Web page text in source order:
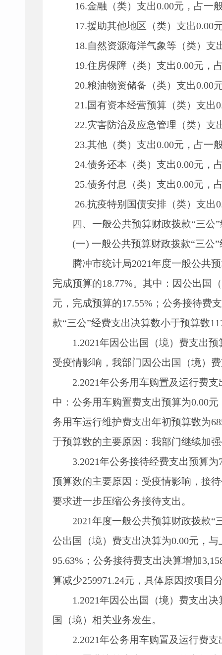
16.金融（类）支出0.00元，占一
17.援助其他地区（类）支出0.00
18.自然资源海洋气象等（类）支
19.住房保障（类）支出0.00元，
20.粮油物资储备（类）支出0.00
21.国有资本经营预算（类）支出
22.灾害防治及应急管理（类）支
23.其他（类）支出0.00元，占一
24.债务还本（类）支出0.00元，
25.债务付息（类）支出0.00元，
26.抗疫特别国债安排（类）支出
四、一般公共预算财政拨款“三公”
(一) 一般公共预算财政拨款“三公
腾冲市统计局2021年度一般公共
完成预算的18.77%。其中：因公出国
元，完成预算的17.55% ；公务接待费
款“三公”经费支出决算数小于预算数
1.2021年因公出国（境）费支出预
受疫情影响，我部门因公出国（境）
2.2021年公务用车购置及运行费支
中：公务用车购置费支出预算为0.00元
务用车运行维护费支出年初预算数为
于预算数的主要原因：我部门继续加
3.2021年公务接待经费支出预算为
预算数的主要原因：受疫情影响，接
要求进一步压缩公务接待支出。
2021年度一般公共预算财政拨款“
公出国（境）费支出决算为0.00元，
95.63%；公务接待费支出决算增加
算减少259971.24元，具体原因按项目
1.2021年因公出国（境）费支出决
国（境）相关业务发生。
2.2021年公务用车购置及运行费支